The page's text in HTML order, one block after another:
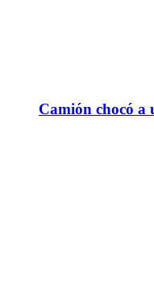
Camión chocó a